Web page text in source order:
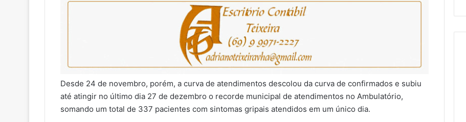
Desde 24 de novembro, porém, a curva de atendimentos descolou da curva de confirmados e subiu
até atingir no último dia 27 de dezembro o recorde municipal de atendimentos no Ambulatório,
somando um total de 337 pacientes com sintomas gripais atendidos em um único dia.